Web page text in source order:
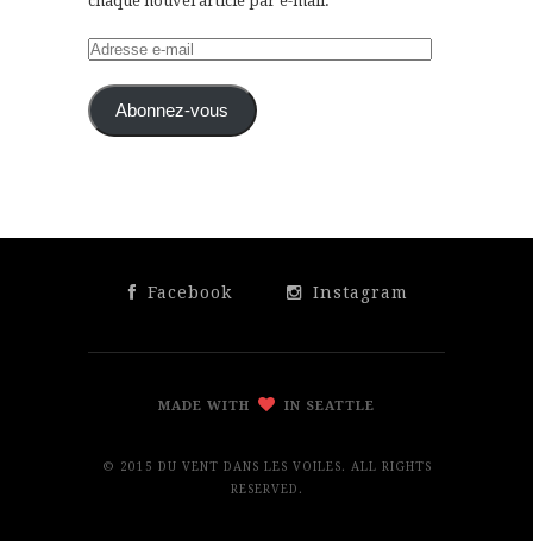
Adresse
mail Abonnez-vous
Facebook Instagram
MADE WITH IN SEATTLE
© 2015 DU VENT DANS LES VOILES. ALL RIGHTS
RESERVED.